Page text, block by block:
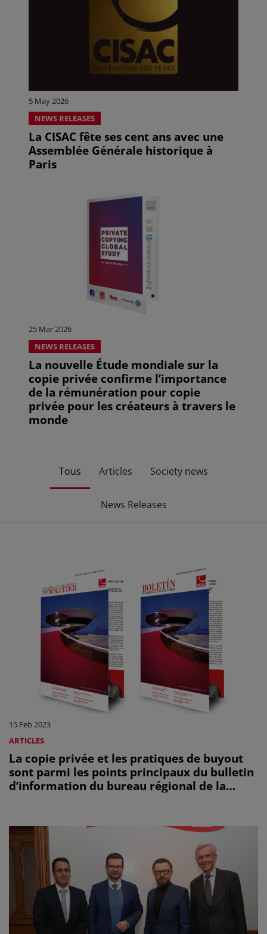
5 May 2026
NEWS RELEASES
La CISAC fête ses cent ans avec une
Assemblée Générale historique à
Paris
25 Mar 2026
NEWS RELEASES
La nouvelle Étude mondiale sur la
copie privée confirme l’importance
de la rémunération pour copie
privée pour les créateurs à travers le
monde
Tous Articles Society news
News Releases
15 Feb 2023
ARTICLES
La copie privée et les pratiques de buyout
sont parmi les points principaux du bulletin
d’information du bureau régional de la